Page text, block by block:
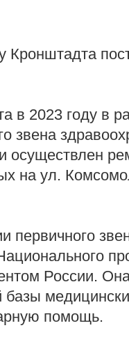
Кронштадта
в 2023 году в
звена
осуществлен
на ул.
первичного
России.
базы
помощь.